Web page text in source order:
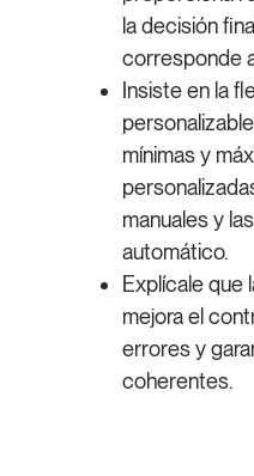
la decisión
corresponde
Insiste en la
mínimas y
manuales y
automático.
Explícale que
mejora el
errores y
coherentes.